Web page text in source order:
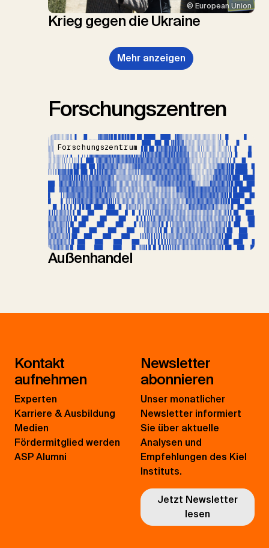
© European Union
Krieg gegen die Ukraine
Mehr anzeigen
Forschungszentren
Forschungszentrum
Außenhandel
Kontakt
aufnehmen
Experten
Karriere & Ausbildung
Medien
Fördermitglied werden
ASP Alumni
Newsletter
abonnieren
Unser monatlicher
Newsletter informiert
Sie über aktuelle
Analysen und
Empfehlungen des Kiel
Instituts.
Jetzt Newsletter
lesen